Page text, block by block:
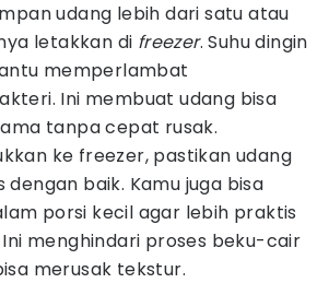
udang lebih dari satu atau
letakkan di freezer. Suhu dingin
memperlambat
Ini membuat udang bisa
tanpa cepat rusak.
ke freezer, pastikan udang
dengan baik. Kamu juga bisa
porsi kecil agar lebih praktis
menghindari proses beku-cair
merusak tekstur.